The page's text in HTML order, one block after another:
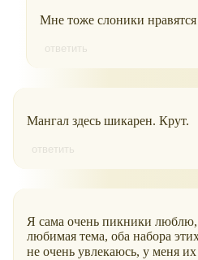
Мне тоже слоники нравятся
ответить
Мангал здесь шикарен. Крут.
ответить
Я сама очень пикники люблю,
любимая тема, оба набора
не очень увлекаюсь, у меня